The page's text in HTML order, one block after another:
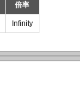
倍率
Infinity